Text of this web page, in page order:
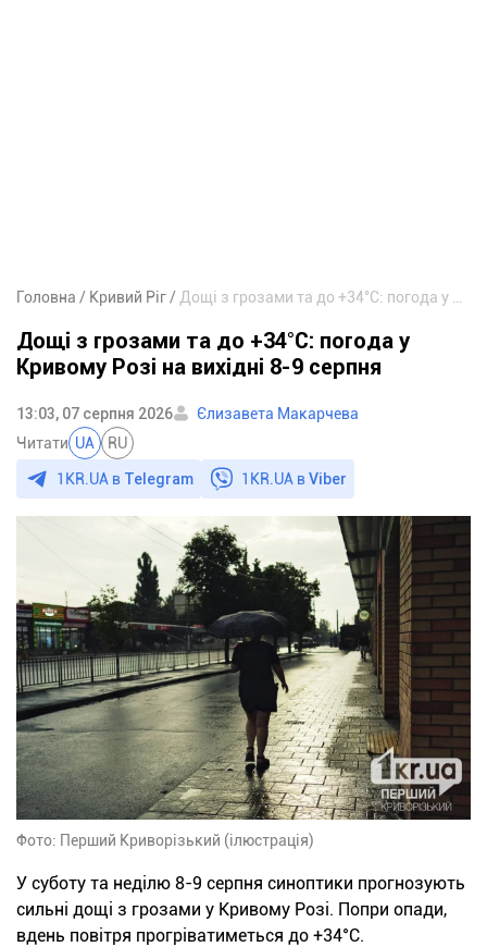
Головна Кривий Ріг
Дощі з грозами та до +34°С: погода у
Кривому Розі на вихідні 8-9 серпня
13:03, 07 серпня 2026
Єлизавета Макарчева
Читати UA RU
1KR.UA в Telegram 1KR.UA вViber
Фото: Перший Криворізький (ілюстрація)
У суботу та неділю 8-9 серпня синоптики прогнозують
сильні дощі з грозами у Кривому Розі. Попри опади,
вдень повітря прогріватиметься до +34°С.